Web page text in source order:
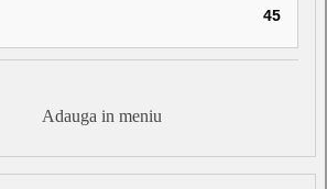
45
Adauga in meniu